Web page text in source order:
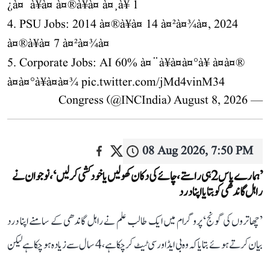
¿à¤¯à¥à¤ à¤®à¥à¤ à¤¸à¥ 1
4. PSU Jobs: 2014 à¤®à¥à¤ 14 à¤²à¤¾à¤, 2024
à¤®à¥à¤ 7 à¤²à¤¾à¤
5. Corporate Jobs: AI 60% à¤¨à¥à¤à¤°à¥ à¤à¤®
à¤à¤°à¥à¤à¤¾pic.twitter.com/jMd4vinM34
— Congress (@INCIndia)
August 8, 2026
08 Aug 2026, 7:50 PM
’ہمارے پاس 2 ہی راستے، چائے کی دکان کھولیں یا خودکشی کر لیں‘، نوجوان نے
راہل گاندھی کو بتایا اپنا درد
’چھاتروں کی گونج‘ پروگرام میں ایک طالب علم نے راہل گاندھی کے سامنے اپنا درد
بیان کرتے ہوئے بتایا کہ وہ بی ایڈ اور سی ٹیٹ کر چکا ہے، 4 سال سے زیادہ ہو چکا ہے لیکن